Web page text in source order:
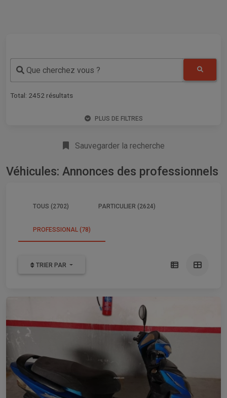
Que cherchez vous ?
Total: 2452 résultats
PLUS DE FILTRES
Sauvegarder la recherche
Véhicules: Annonces des professionnels
TOUS (2702) PARTICULIER (2624)
PROFESSIONAL (78)
TRIER PAR